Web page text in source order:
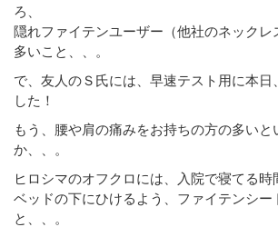
ろ、
隠れファイテンユーザー（他社のネックレ
多いこと、、。
で、友人のＳ氏には、早速テスト用に本日
した！
もう、腰や肩の痛みをお持ちの方の多いと
か、、。
ヒロシマのオフクロには、入院で寝てる時
ベッドの下にひけるよう、ファイテンシー
と、、。